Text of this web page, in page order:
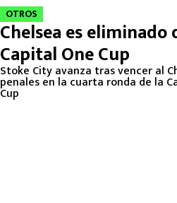
OTROS
Chelsea es eliminado
Capital One Cup
Stoke City avanza tras vencer al
penales en la cuarta ronda de la
Cup